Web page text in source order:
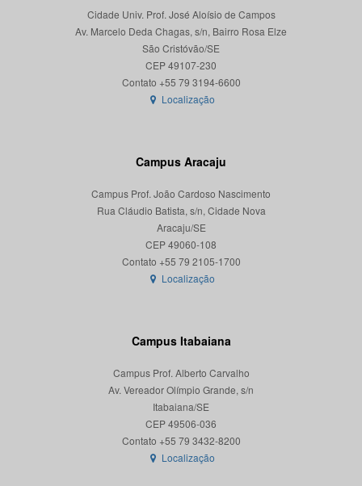
Cidade Univ. Prof. José Aloísio de Campos
Av. Marcelo Deda Chagas, s/n, Bairro Rosa Elze
São Cristóvão/SE
CEP 49107-230
Localização
Campus Aracaju
Campus Prof. João Cardoso Nascimento
Rua Cláudio Batista, s/n, Cidade Nova
Aracaju/SE
CEP 49060-108
Localização
Campus Itabaiana
Campus Prof. Alberto Carvalho
Av. Vereador Olímpio Grande, s/n
Itabaiana/SE
CEP 49506-036
Localização